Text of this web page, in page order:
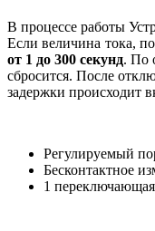
В процессе работы
Если величина тока,
от 1 до 300 секунд. По
сбросится. После
задержки происходит
Регулируемый
Бесконтактное
1